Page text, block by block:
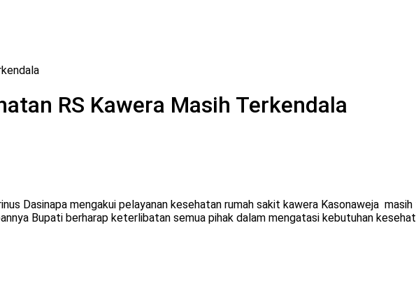
RS Kawera Masih Terkendala
Dasinapa mengakui pelayanan kesehatan rumah sakit kawera Kasonaweja
Bupati berharap keterlibatan semua pihak dalam mengatasi kebutuhan